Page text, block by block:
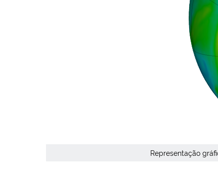
Representação